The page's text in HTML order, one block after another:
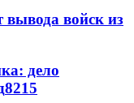
вывода войск из
дело
8215